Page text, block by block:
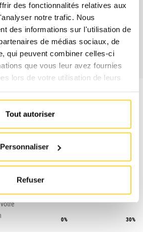
des fonctionnalités relatives aux
notre trafic. Nous
des informations sur l'utilisation de
de médias sociaux, de
qui peuvent combiner celles-ci
que vous leur avez fournies
lors de votre utilisation de leurs
Tout autoriser
Personnaliser
Refuser
les heures de service.
CONTACTER
CONTRAT
0% 30%